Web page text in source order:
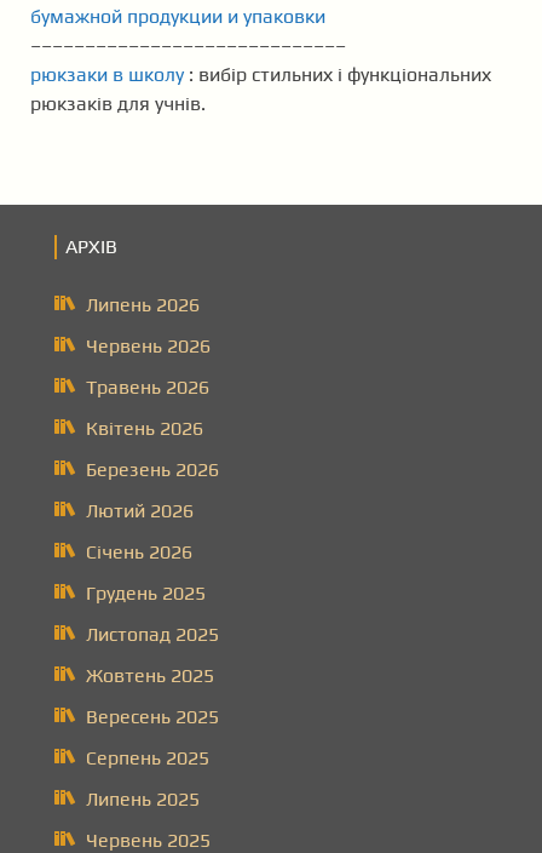
бумажной продукции и упаковки
–––––––––––––––––––––––––––––
рюкзаки в школу : вибір стильних і функціональних
рюкзаків для учнів.
АРХІВ
Липень 2026
Червень 2026
Травень 2026
Квітень 2026
Березень 2026
Лютий 2026
Січень 2026
Грудень 2025
Листопад 2025
Жовтень 2025
Вересень 2025
Серпень 2025
Липень 2025
Червень 2025